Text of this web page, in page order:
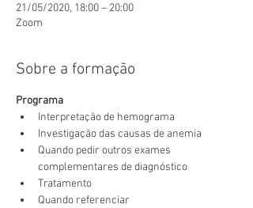
21/05/2020, 18:00 – 20:00
Zoom
Sobre a formação
Programa
Interpretação de hemograma
Investigação das causas de anemia
Quando pedir outros exames
complementares de diagnóstico
Tratamento
Quando referenciar